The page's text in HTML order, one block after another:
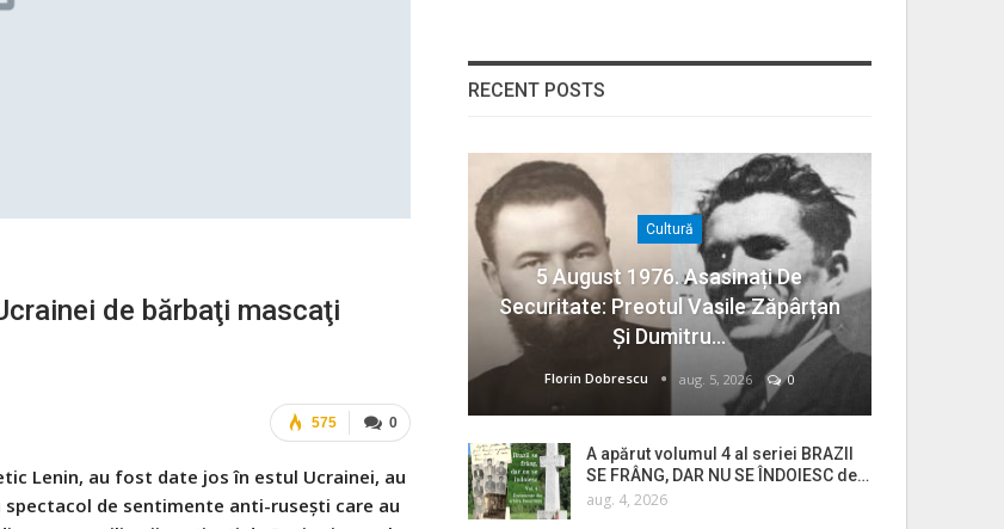
de bărbaţi mascaţi
0
575
Lenin, au fost date jos în estul Ucrainei, au
de sentimente anti-ruseşti care au
RECENT POSTS
Cultură
5 August 1976. Asasinați De
Securitate: Preotul Vasile Zăpârțan
Și Dumitru…
Florin Dobrescu aug. 5, 2026 0
A apărut volumul 4 al seriei BRAZII
SE FRÂNG, DAR NU SE ÎNDOIESC de…
aug. 4, 2026